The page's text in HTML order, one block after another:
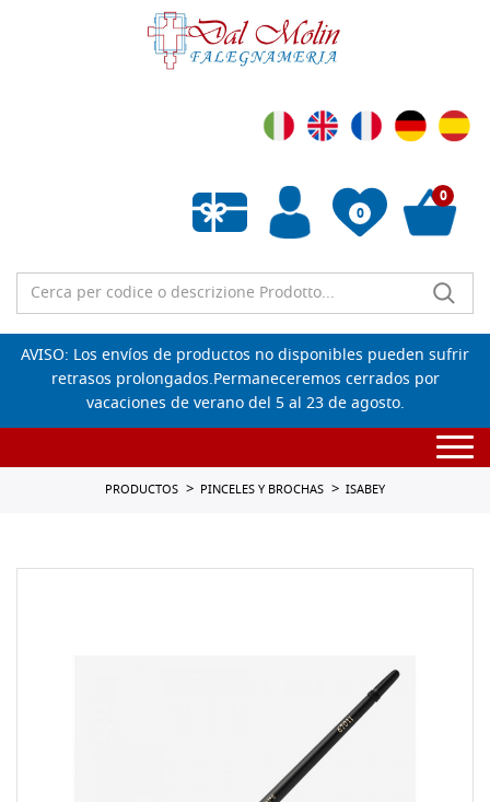
0
Lista de deseos vacía
0
AVISO: Los envíos de productos no disponibles pueden sufrir
retrasos prolongados.Permaneceremos cerrados por
vacaciones de verano del 5 al 23 de agosto.
PRODUCTOS PINCELES Y BROCHAS ISABEY